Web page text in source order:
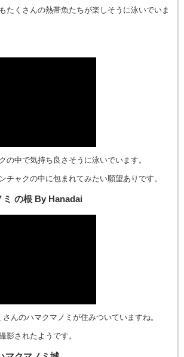
たくさんの熱帯魚たちが楽しそうに泳いでいま
の中で気持ち良さそうに泳いでいます。
チャクの中に包まれてみたい願望ありです。
ミ の根 By Hanadai
んのハマクマノミが住みついていますね。
影されたようです。